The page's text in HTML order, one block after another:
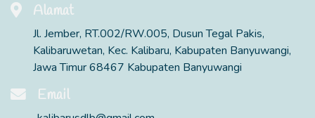
Alamat
Jl. Jember, RT.002/RW.005, Dusun Tegal Pakis,
Kalibaruwetan, Kec. Kalibaru, Kabupaten Banyuwangi,
Jawa Timur 68467 Kabupaten Banyuwangi
Email